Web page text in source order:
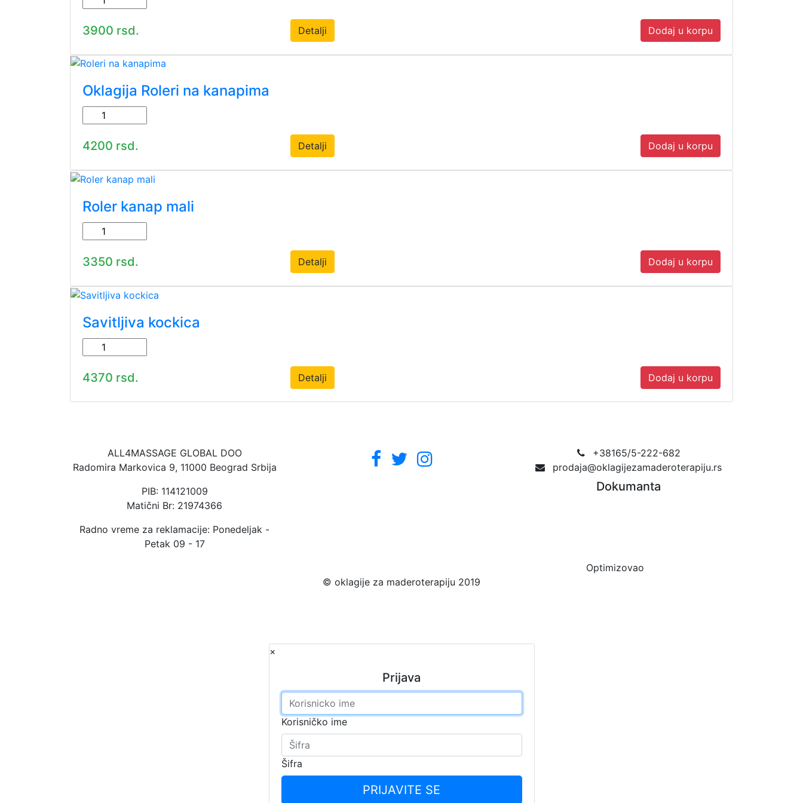
3900 rsd. Detalji Dodaj u korpu
Oklagija Roleri na kanapima
4200 rsd. Detalji Dodaj u korpu
Roler kanap mali
3350 rsd. Detalji Dodaj u korpu
Savitljiva kockica
4370 rsd. Detalji Dodaj u korpu
ALL4MASSAGE GLOBAL DOO
Radomira Markovica 9, 11000 Beograd Srbija
PIB: 114121009
Matični Br: 21974366
Radno vreme za reklamacije: Ponedeljak -
Petak 09 - 17
+38165/5-222-682
prodaja@oklagijezamaderoterapiju.rs
Dokumanta
Optimizovao
© oklagije za maderoterapiju 2019
×
Prijava
Korisničko ime
Šifra
PRIJAVITE SE